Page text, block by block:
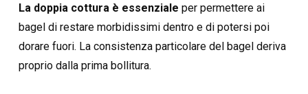
La doppia cottura è essenziale per permettere ai
bagel di restare morbidissimi dentro e di potersi poi
dorare fuori. La consistenza particolare del bagel deriva
proprio dalla prima bollitura.